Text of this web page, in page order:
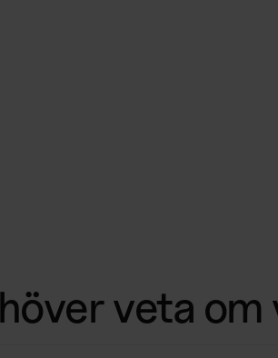
veta